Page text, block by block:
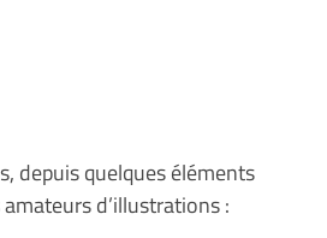
depuis quelques éléments
d’illustrations :